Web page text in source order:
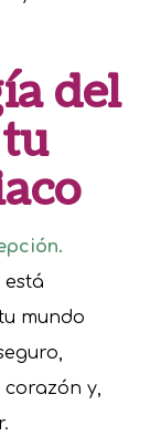
del
está
mundo
y,